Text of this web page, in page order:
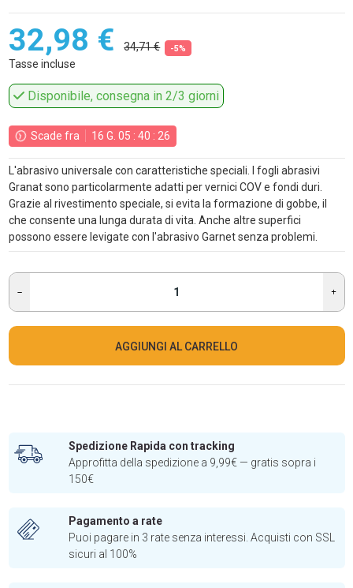
32,98 € 34,71 € -5%
Tasse incluse
Disponibile, consegna in 2/3 giorni
Scade fra 16 G. 05 : 40 : 25
L'abrasivo universale con caratteristiche speciali. I fogli abrasivi
Granat sono particolarmente adatti per vernici COV e fondi duri.
Grazie al rivestimento speciale, si evita la formazione di gobbe, il
che consente una lunga durata di vita. Anche altre superfici
possono essere levigate con l'abrasivo Garnet senza problemi.
AGGIUNGI AL CARRELLO
Spedizione Rapida con tracking
Approfitta della spedizione a 9,99€ — gratis sopra i
150€
Pagamento a rate
Puoi pagare in 3 rate senza interessi. Acquisti con SSL
sicuri al 100%